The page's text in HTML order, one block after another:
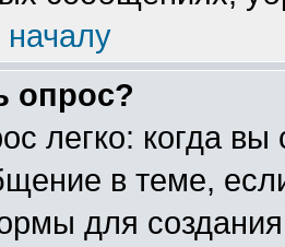
началу
опрос?
легко: когда
в теме,
для